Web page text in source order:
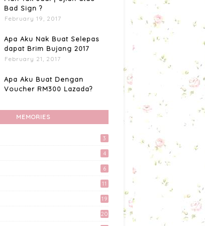
Bad Sign ?
February 19, 2017
Apa Aku Nak Buat Selepas
dapat Brim Bujang 2017
February 21, 2017
Apa Aku Buat Dengan
Voucher RM300 Lazada?
Custome Organizer
MEMORIES
3
4
6
11
19
20